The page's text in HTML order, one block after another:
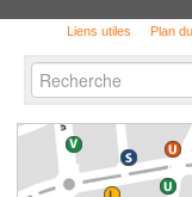
Liens utiles Plan
Chercher par
avancée…